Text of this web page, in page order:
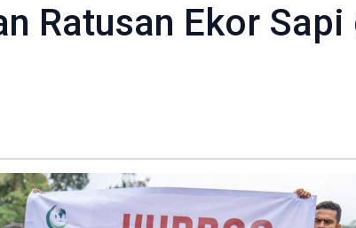
Ratusan Ekor Sapi